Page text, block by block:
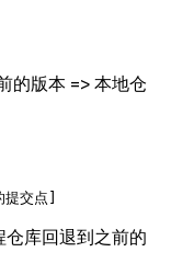
的版本 => 本地仓
交点]
库回退到之前的